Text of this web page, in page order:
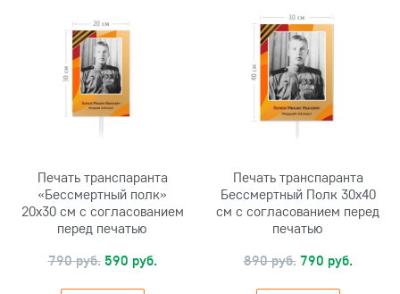
Печать транспаранта
«Бессмертный полк»
20х30 см с согласованием
перед печатью
790 руб. 590 руб.
Печать транспаранта
Бессмертный Полк 30х40
см с согласованием перед
печатью
890 руб. 790 руб.